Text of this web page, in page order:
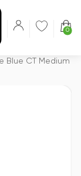
0
Blue CT Medium